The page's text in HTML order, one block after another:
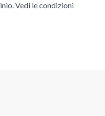
Vedi le condizioni